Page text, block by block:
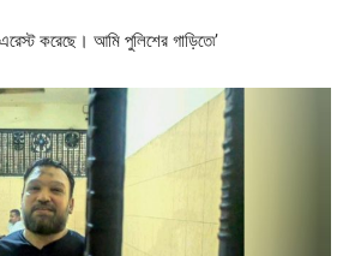
করেছে। আমি পুলিশের গাড়িতে৷’